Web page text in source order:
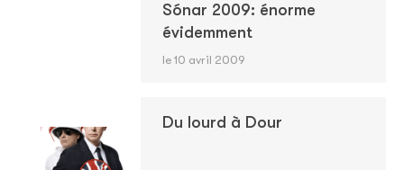
Sónar 2009: énorme
évidemment
le 10 avril 2009
Du lourd à Dour